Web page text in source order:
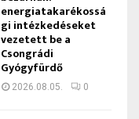
energiatakarékossá
gi intézkedéseket
vezetett be a
Csongrádi
Gyógyfürdő
2026.08.05. 0